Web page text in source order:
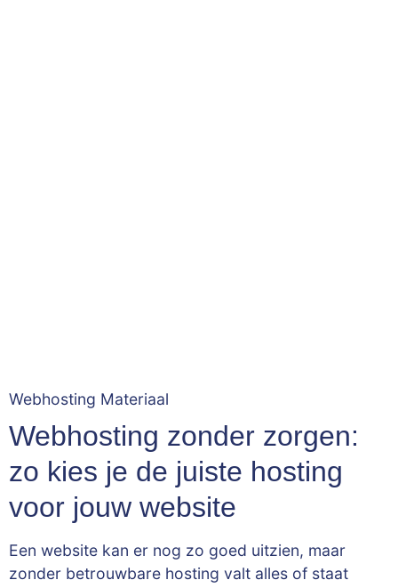
Webhosting Materiaal
Webhosting zonder zorgen:
zo kies je de juiste hosting
voor jouw website
Een website kan er nog zo goed uitzien, maar
zonder betrouwbare hosting valt alles of staat